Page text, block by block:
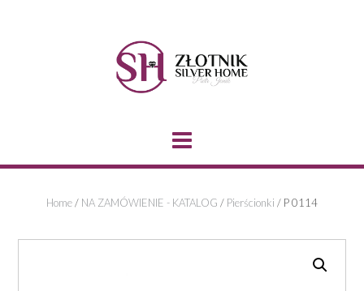
Home/ NA ZAMÓWIENIE - KATALOG / Pierścionki / P 0114